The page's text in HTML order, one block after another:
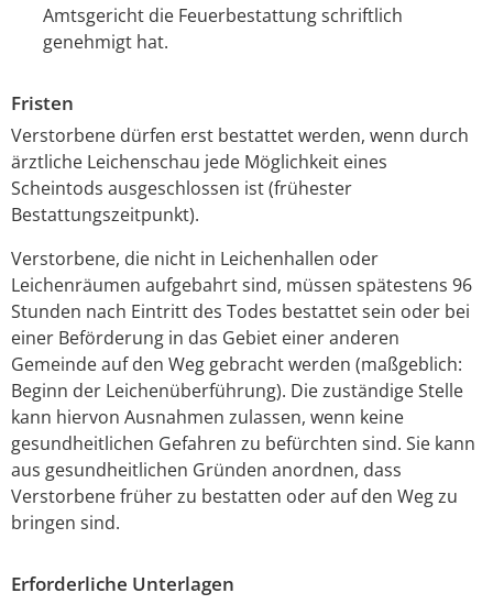
Amtsgericht die Feuerbestattung schriftlich
genehmigt hat.
Fristen
Verstorbene dürfen erst bestattet werden, wenn durch
ärztliche Leichenschau jede Möglichkeit eines
Scheintods ausgeschlossen ist (frühester
Bestattungszeitpunkt).
Verstorbene, die nicht in Leichenhallen oder
Leichenräumen aufgebahrt sind, müssen spätestens 96
Stunden nach Eintritt des Todes bestattet sein oder bei
einer Beförderung in das Gebiet einer anderen
Gemeinde auf den Weg gebracht werden (maßgeblich:
Beginn der Leichenüberführung). Die zuständige Stelle
kann hiervon Ausnahmen zulassen, wenn keine
gesundheitlichen Gefahren zu befürchten sind. Sie kann
aus gesundheitlichen Gründen anordnen, dass
Verstorbene früher zu bestatten oder auf den Weg zu
bringen sind.
Erforderliche Unterlagen